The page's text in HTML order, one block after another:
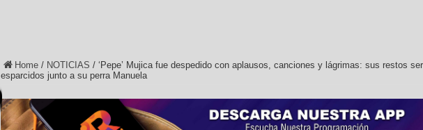
Home / NOTICIAS / ‘Pepe’ Mujica fue despedido con aplausos, canciones y lágrimas: sus restos
esparcidos junto a su perra Manuela